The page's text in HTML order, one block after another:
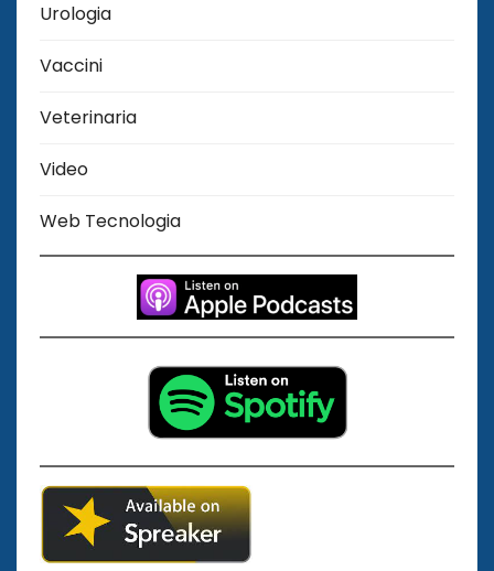
Urologia
Vaccini
Veterinaria
Video
Web Tecnologia